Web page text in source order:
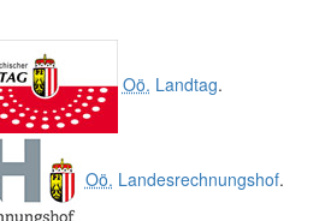
Oö. Landtag.
Oö. Landesrechnungshof.